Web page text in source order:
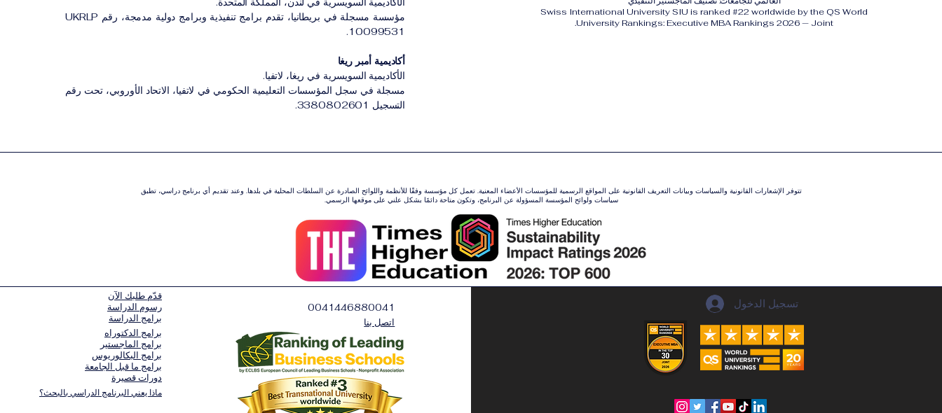
مؤسسة مسجلة في بريطانيا، تقدم برامج تنفيذية وبرامج دولية مدمجة، رقم UKRLP
10099531.
أكاديمية أمبر ريغا
الأكاديمية السويسرية في ريغا، لاتفيا.
مسجلة في سجل المؤسسات التعليمية الحكومي في لاتفيا، الاتحاد الأوروبي، تحت رقم
التسجيل 3380802601.
Swiss International University SIU is ranked #22 worldwide by the QS World
University Rankings: Executive MBA Rankings 2026 — Joint.
تتوفر الإشعارات القانونية والسياسات وبيانات التعريف القانونية على المواقع الرسمية للمؤسسات الأعضاء المعنية. تعمل كل مؤسسة وفقًا للأنظمة واللوائح الصادرة عن السلطات المحلية في بلدها. وعند تقديم أي برنامج دراسي، تطبق
سياسات ولوائح المؤسسة المسؤولة عن البرنامج، وتكون متاحة دائمًا بشكل علني على موقعها الرسمي.
قدّم طلبك الآن
رسوم الدراسة
برامج الدراسة
برامج الدكتوراه
برامج الماجستير
برامج البكالوريوس
برامج ما قبل الجامعة
دورات قصيرة
ماذا يعني البرنامج الدراسي بالبحث؟
0041446880041
اتصل بنا
تسجيل الدخول